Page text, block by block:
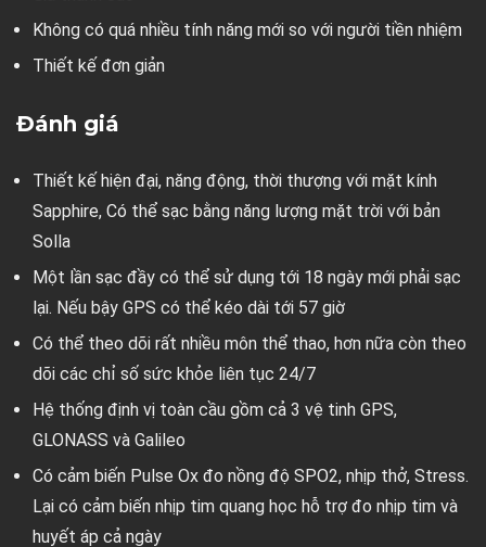
Không có quá nhiều tính năng mới so với người tiền nhiệm
Thiết kế đơn giản
Đánh giá
Thiết kế hiện đại, năng động, thời thượng với mặt kính
Sapphire, Có thể sạc bằng năng lượng mặt trời với bản
Solla
Một lần sạc đầy có thể sử dụng tới 18 ngày mới phải sạc
lại. Nếu bậy GPS có thể kéo dài tới 57 giờ
Có thể theo dõi rất nhiều môn thể thao, hơn nữa còn theo
dõi các chỉ số sức khỏe liên tục 24/7
Hệ thống định vị toàn cầu gồm cả 3 vệ tinh GPS,
GLONASS và Galileo
Có cảm biến Pulse Ox đo nồng độ SPO2, nhịp thở, Stress.
Lại có cảm biến nhịp tim quang học hỗ trợ đo nhịp tim và
huyết áp cả ngày